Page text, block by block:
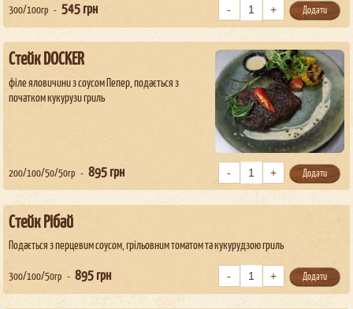
300/100гр 545 грн Додати
Стейк DOCKER
філе яловичини з соусом Пепер, подається з
початком кукурузи гриль
200/100/50/50гр 895 грн Додати
Стейк Рібай
Подається з перцевим соусом, грільовним томатом та кукурудзою гриль
300/100/50гр 895 грн Додати